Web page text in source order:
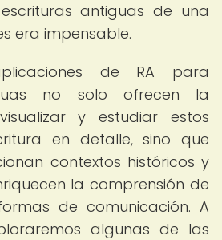
antiguas de una
era impensable.
de RA para
no solo ofrecen la
y estudiar estos
en detalle, sino que
contextos históricos y
la comprensión de
de comunicación. A
algunas de las